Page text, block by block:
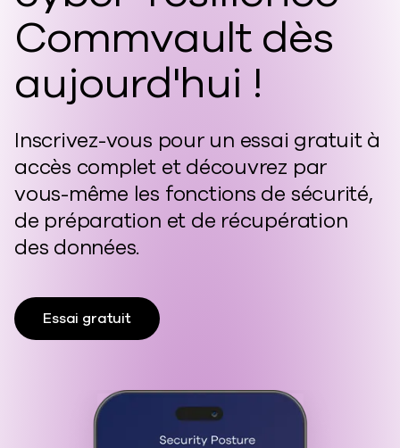
Commvault dès
aujourd'hui !
Inscrivez-vous pour un essai gratuit à
accès complet et découvrez par
vous-même les fonctions de sécurité,
de préparation et de récupération
des données.
Essai gratuit